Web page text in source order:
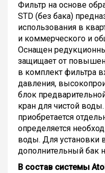
Фильтр на основе
STD (без бака)
использования в
и коммерческого и
Оснащен
защищает от
в комплект фильтра
давления,
блок
кран для чистой
приобретается
определяется
воды. Для установки
дополнительный бак
В состав системы